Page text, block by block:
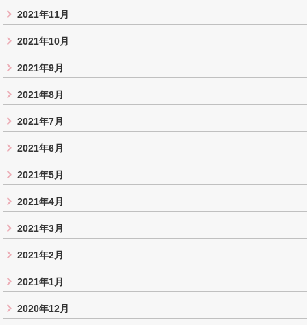
2021年11月
2021年10月
2021年9月
2021年8月
2021年7月
2021年6月
2021年5月
2021年4月
2021年3月
2021年2月
2021年1月
2020年12月